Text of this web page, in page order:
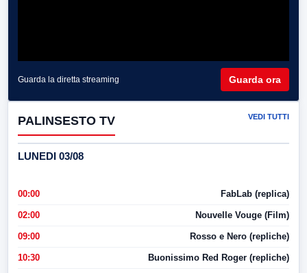
Guarda la diretta streaming Guarda ora
PALINSESTO TV VEDI TUTTI
LUNEDI 03/08
00:00 FabLab (replica)
02:00 Nouvelle Vouge (Film)
09:00 Rosso e Nero (repliche)
10:30 Buonissimo Red Roger (repliche)